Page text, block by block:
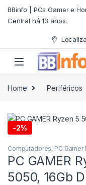
Skip to navigation
Skip to content
BBinfo | PCs Gamer e
Central há 13 anos.
Home Periféricos
-2%
Computadores, PC Gamer
PC GAMER
5050, 16Gb